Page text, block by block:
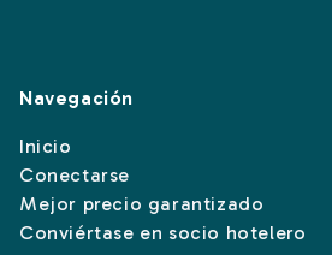
Navegación
Inicio
Conectarse
Mejor precio garantizado
Conviértase en socio hotelero